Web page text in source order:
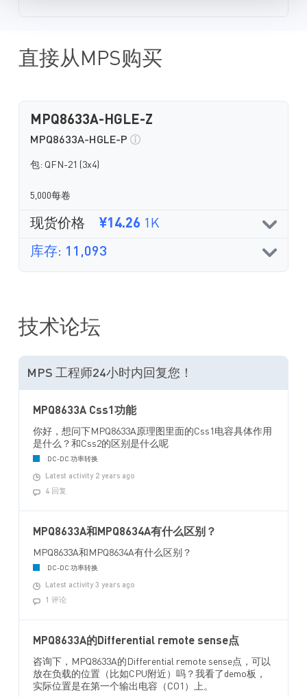
直接从MPS购买
MPQ8633A-HGLE-Z
MPQ8633A-HGLE-P
包: QFN-21 (3x4)
5,000每卷
现货价格 ¥14.26 1K
库存: 11,093
技术论坛
MPS 工程师24小时内回复您！
MPQ8633A Css1功能
你好，想问下MPQ8633A原理图里面的Css1电容具体作用
是什么？和Css2的区别是什么呢
DC-DC 功率转换
Latest activity 2 years ago
4 回复
MPQ8633A和MPQ8634A有什么区别？
MPQ8633A和MPQ8634A有什么区别？
DC-DC 功率转换
Latest activity 3 years ago
1 评论
MPQ8633A的Differential remote sense点
咨询下，MPQ8633A的Differential remote sense点，可以
放在负载的位置（比如CPU附近）吗？我看了demo板，
实际位置是在第一个输出电容（CO1）上。